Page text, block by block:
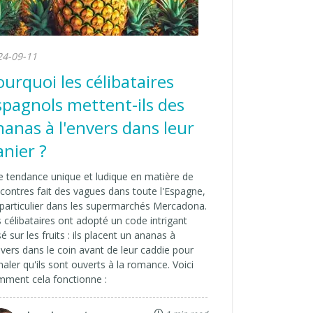
09-11
les célibataires
mettent-ils des
à l'envers dans leur
?
tendance unique et ludique en matière de
fait des vagues dans toute l'Espagne,
dans les supermarchés Mercadona.
célibataires ont adopté un code intrigant
sur les fruits : ils placent un ananas à
dans le coin avant de leur caddie pour
qu'ils sont ouverts à la romance. Voici
cela fonctionne :